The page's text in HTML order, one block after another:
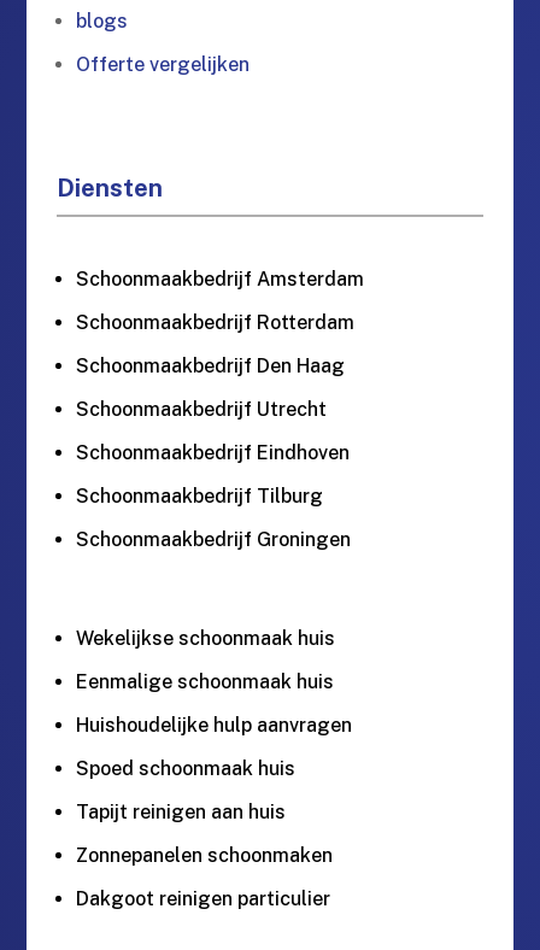
blogs
Offerte vergelijken
Diensten
Schoonmaakbedrijf Amsterdam
Schoonmaakbedrijf Rotterdam
Schoonmaakbedrijf Den Haag
Schoonmaakbedrijf Utrecht
Schoonmaakbedrijf Eindhoven
Schoonmaakbedrijf Tilburg
Schoonmaakbedrijf Groningen
Wekelijkse schoonmaak huis
Eenmalige schoonmaak huis
Huishoudelijke hulp aanvragen
Spoed schoonmaak huis
Tapijt reinigen aan huis
Zonnepanelen schoonmaken
Dakgoot reinigen particulier